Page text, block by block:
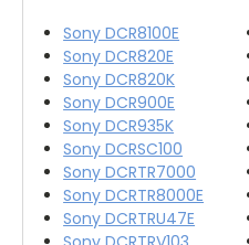
Sony DCR8100E
Sony DCR820E
Sony DCR820K
Sony DCR900E
Sony DCR935K
Sony DCRSC100
Sony DCRTR7000
Sony DCRTR8000E
Sony DCRTRU47E